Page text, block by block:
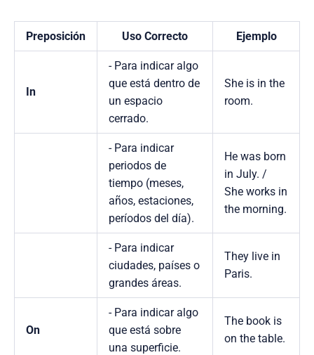
Preposición Uso Correcto Ejemplo
In
- Para indicar algo
que está dentro de
un espacio
cerrado.
She is in the
room.
- Para indicar
periodos de
tiempo (meses,
años, estaciones,
períodos del día).
He was born
in July. /
She works in
the morning.
- Para indicar
ciudades, países o
grandes áreas.
They live in
Paris.
On
- Para indicar algo
que está sobre
una superficie.
The book is
on the table.